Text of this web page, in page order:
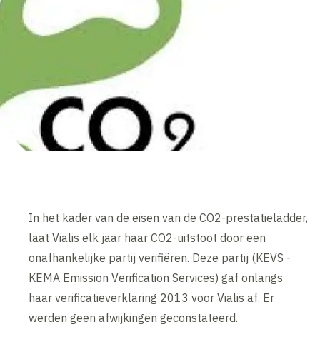
In het kader van de eisen van de CO2-prestatieladder,
laat Vialis elk jaar haar CO2-uitstoot door een
onafhankelijke partij verifiëren. Deze partij (KEVS -
KEMA Emission Verification Services) gaf onlangs
haar verificatieverklaring 2013 voor Vialis af. Er
werden geen afwijkingen geconstateerd.